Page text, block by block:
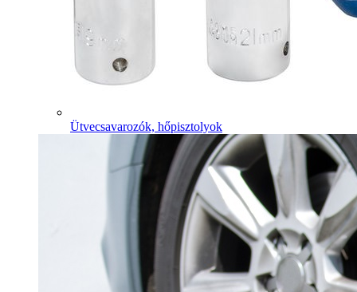
Ütvecsavarozók, hőpisztolyok